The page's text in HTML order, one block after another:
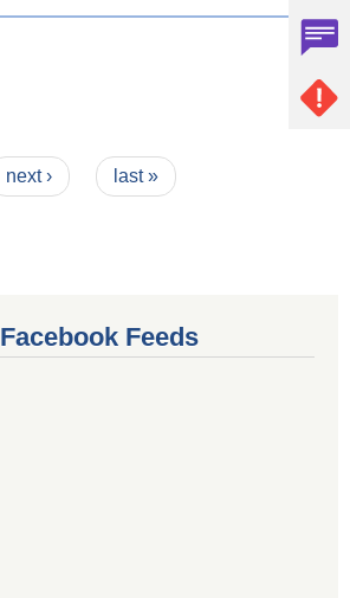
next › last »
Facebook Feeds